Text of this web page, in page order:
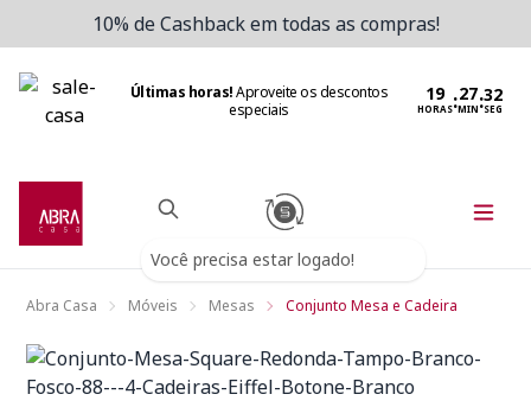
10% de Cashback em todas as compras!
Últimas horas!Aproveite os descontos
especiais
HORAS:MIN:SEG
Você precisa estar logado!
Abra Casa Móveis Mesas Conjunto Mesa e Cadeira